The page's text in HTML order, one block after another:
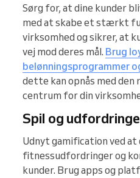
Sørg for, at dine kunder
med at skabe et stærkt
virksomhed og sikrer, at
vej mod deres mål. Brug
belønningsprogrammer
dette kan opnås med
centrum for din
Spil og
Udnyt gamification ved at
fitnessudfordringer og
kunder. Brug apps og